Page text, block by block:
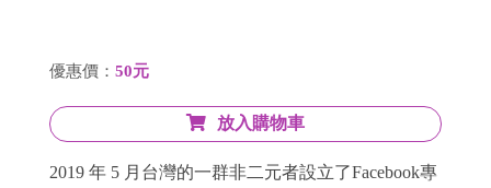
優惠價： 50元
放入購物車
2019 年 5 月台灣的一群非二元者設立了Facebook專